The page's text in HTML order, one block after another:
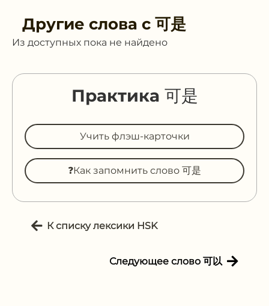
Другие слова с 可是
Из доступных пока не найдено
Практика 可是
Учить флэш-карточки
❓Как запомнить слово 可是
К списку лексики HSK
Следующее слово 可以